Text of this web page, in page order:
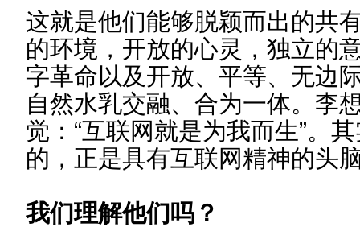
这就是他们能够脱颖而出的共
的环境，开放的心灵，独立的
字革命以及开放、平等、无边
自然水乳交融、合为一体。李
觉：“互联网就是为我而生”。
的，正是具有互联网精神的头
我们理解他们吗？